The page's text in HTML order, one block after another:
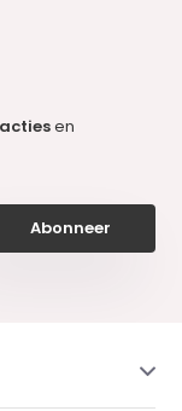
en
Abonneer